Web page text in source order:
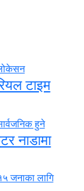
टाइम
नाडामा